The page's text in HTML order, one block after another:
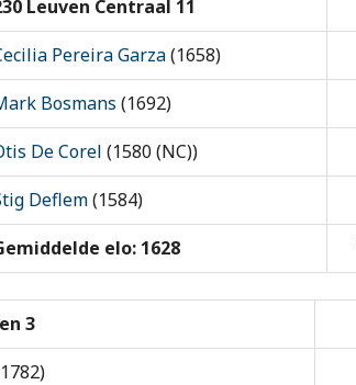
Leuven Centraal 11
Pereira Garza(1658)
Bosmans (1692)
De Corel (1580 (NC))
Deflem(1584)
elo: 1628
3